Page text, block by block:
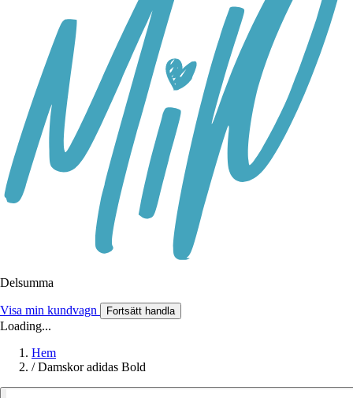
Delsumma
Visa min kundvagn Fortsätt handla
Loading...
Hem
/ Damskor adidas Bold